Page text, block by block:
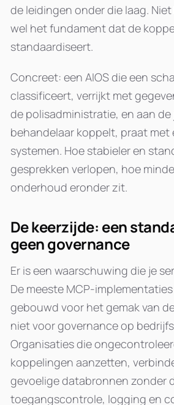
de leidingen onder die laag.
wel het fundament dat de
standaardiseert.
Concreet: een AIOS die een
classificeert, verrijkt met
de polisadministratie, en aan
behandelaar koppelt, praat met
systemen. Hoe stabieler en
gesprekken verlopen, hoe
onderhoud eronder zit.
De keerzijde: een
geen governance
Er is een waarschuwing die je
De meeste MCP-
gebouwd voor het gemak van
niet voor governance op
Organisaties die
koppelingen aanzetten,
gevoelige databronnen zonder
toegangscontrole, logging en